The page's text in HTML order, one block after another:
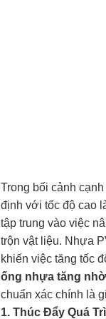
Trong bối cảnh
định với tốc độ cao
tập trung vào việc
trộn vật liệu. Nhựa
khiến việc tăng tốc
ống nhựa tăng
chuẩn xác chính là
1. Thúc Đẩy Quá